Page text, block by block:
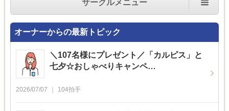
サークルメニュー
オーナーからの最新トピック
＼107名様にプレゼント／「カルピス」と
七夕☆おしゃべりキャンペ…
2026/07/07 104拍手